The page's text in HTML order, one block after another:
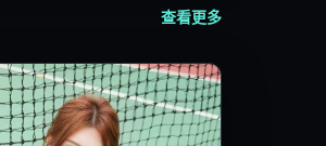
查看更多